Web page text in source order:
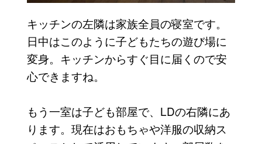
キッチンの左隣は家族全員の寝室です。
日中はこのように子どもたちの遊び場に
変身。キッチンからすぐ目に届くので安
心できますね。
もう一室は子ども部屋で、LDの右隣にあ
ります。現在はおもちゃや洋服の収納ス